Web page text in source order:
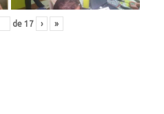
de 17 › »